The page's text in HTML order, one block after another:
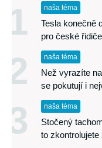
1 naša téma
Tesla konečně
pro české řidiče
2 naša téma
Než vyrazíte
se pokutují i
3 naša téma
Stočený
to zkontrolujete